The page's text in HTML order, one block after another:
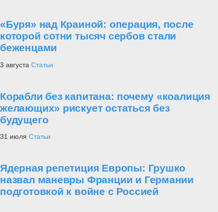
«Буря» над Краиной: операция, после
которой сотни тысяч сербов стали
беженцами
3 августа Статьи
Корабли без капитана: почему «коалиция
желающих» рискует остаться без
будущего
31 июля Статьи
Ядерная репетиция Европы: Грушко
назвал маневры Франции и Германии
подготовкой к войне с Россией